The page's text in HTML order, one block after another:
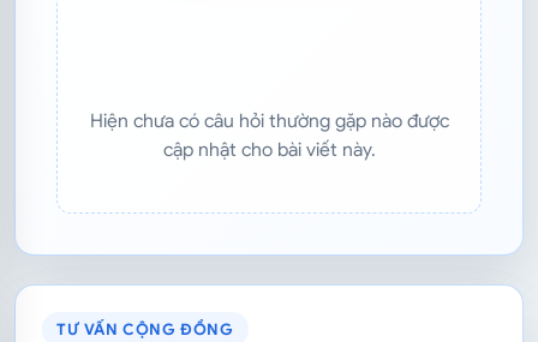
Hiện chưa có câu hỏi thường gặp nào được
cập nhật cho bài viết này.
TƯ VẤN CỘNG ĐỒNG